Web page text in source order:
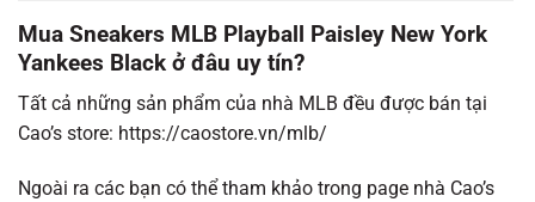
Mua Sneakers MLB Playball Paisley New York
Yankees Black ở đâu uy tín?
Tất cả những sản phẩm của nhà MLB đều được bán tại
Cao’s store: https://caostore.vn/mlb/
Ngoài ra các bạn có thể tham khảo trong page nhà Cao’s